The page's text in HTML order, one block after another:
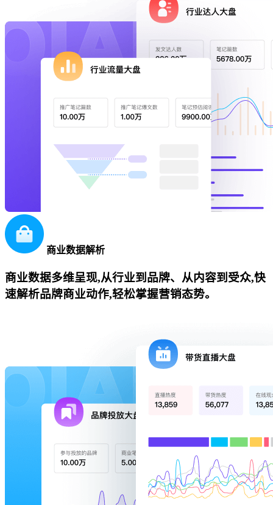
商业数据解析
商业数据多维呈现,从行业到品牌、从内容到受众,快
速解析品牌商业动作,轻松掌握营销态势。